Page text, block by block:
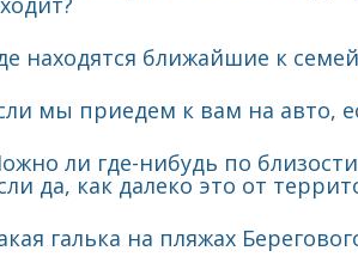
находятся ближайшие к
мы приедем к вам на авто,
ли где-нибудь по
да, как далеко это от
галька на пляжах